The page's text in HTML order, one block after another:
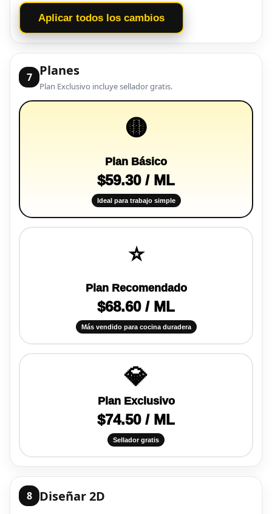
Aplicar todos los cambios
7 Planes
Plan Exclusivo incluye sellador gratis.
🟡
Plan Básico
$59.30 / ML
Ideal para trabajo simple
⭐
Plan Recomendado
$68.60 / ML
Más vendido para cocina duradera
💎
Plan Exclusivo
$74.50 / ML
Sellador gratis
8 Diseñar 2D